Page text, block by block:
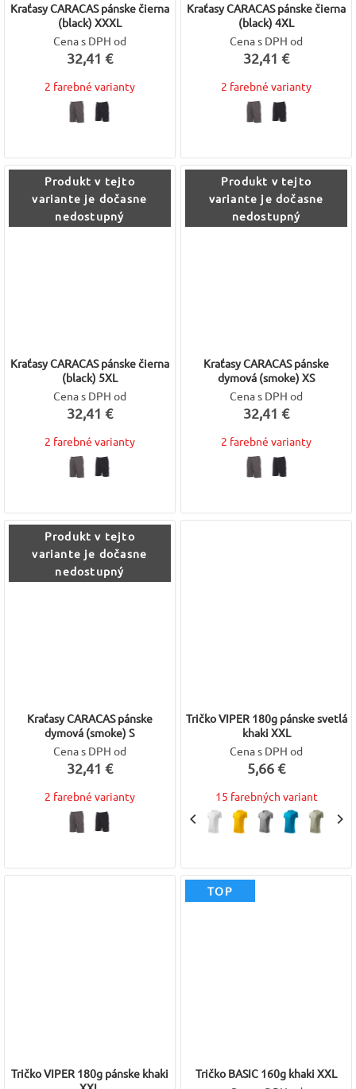
Kraťasy CARACAS pánske čierna
(black) XXXL
Cena s DPH od
32,41 €
2 farebné varianty
Kraťasy CARACAS pánske čierna
(black) 4XL
Cena s DPH od
32,41 €
2 farebné varianty
Produkt v tejto
variante je dočasne
nedostupný
Kraťasy CARACAS pánske čierna
(black) 5XL
Cena s DPH od
32,41 €
2 farebné varianty
Produkt v tejto
variante je dočasne
nedostupný
Kraťasy CARACAS pánske
dymová (smoke) XS
Cena s DPH od
32,41 €
2 farebné varianty
Produkt v tejto
variante je dočasne
nedostupný
Kraťasy CARACAS pánske
dymová (smoke) S
Cena s DPH od
32,41 €
2 farebné varianty
Tričko VIPER 180g pánske svetlá
khaki XXL
Cena s DPH od
5,66 €
15 farebných variant
Tričko VIPER 180g pánske khaki
TOP
Tričko BASIC 160g khaki XXL